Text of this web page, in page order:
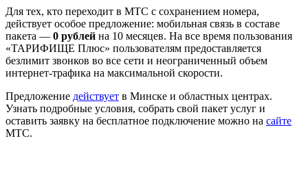
Для тех, кто переходит в МТС с сохранением номера,
действует особое предложение: мобильная связь в составе
пакета — 0 рублей на 10 месяцев. На все время пользования
«ТАРИФИЩЕ Плюс» пользователям предоставляется
безлимит звонков во все сети и неограниченный объем
интернет-трафика на максимальной скорости.
Предложение действует в Минске и областных центрах.
Узнать подробные условия, собрать свой пакет услуг и
оставить заявку на бесплатное подключение можно на сайте
МТС.